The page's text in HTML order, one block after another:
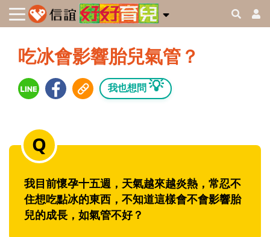
吃冰會影響胎兒氣管？
我也想問 💡
我目前懷孕十五週，天氣越來越炎熱，常忍不
住想吃點冰的東西，不知道這樣會不會影響胎
兒的成長，如氣管不好？